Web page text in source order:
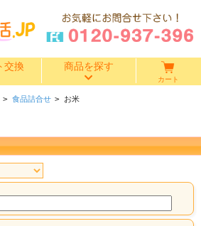
交換 商品を探す
カート
> 食品詰合せ > お米